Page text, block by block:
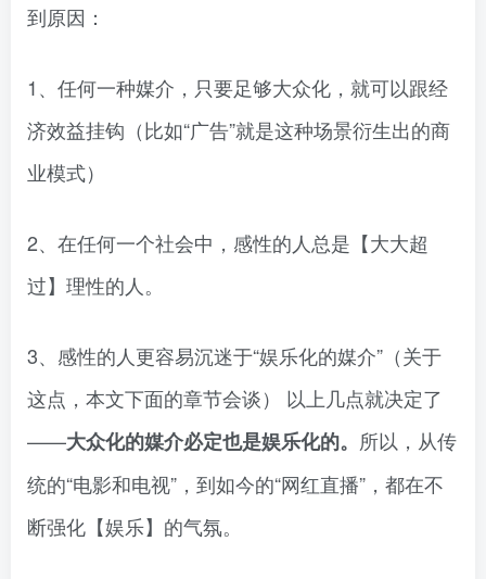
到原因：
1、任何一种媒介，只要足够大众化，就可以跟经
济效益挂钩（比如“广告”就是这种场景衍生出的商
业模式）
2、在任何一个社会中，感性的人总是【大大超
过】理性的人。
3、感性的人更容易沉迷于“娱乐化的媒介”（关于
这点，本文下面的章节会谈） 以上几点就决定了
——大众化的媒介必定也是娱乐化的。 所以，从传
统的“电影和电视”，到如今的“网红直播”，都在不
断强化【娱乐】的气氛。